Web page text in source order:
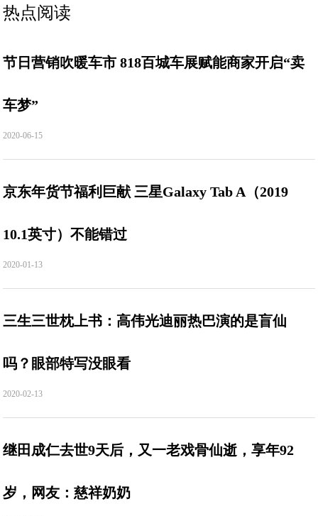
热点阅读
节日营销吹暖车市 818百城车展赋能商家开启“卖
车梦”
2020-06-15
京东年货节福利巨献 三星Galaxy Tab A（2019
10.1英寸）不能错过
2020-01-13
三生三世枕上书：高伟光迪丽热巴演的是盲仙
吗？眼部特写没眼看
2020-02-13
继田成仁去世9天后，又一老戏骨仙逝，享年92
岁，网友：慈祥奶奶